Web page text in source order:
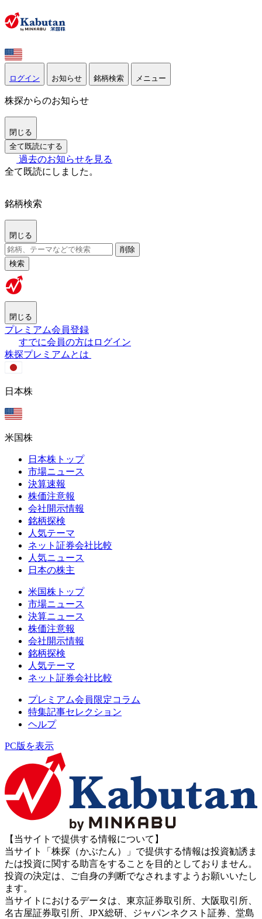
ログイン お知らせ 銘柄検索 メニュー
株探からのお知らせ
閉じる
全て既読にする
過去のお知らせを見る
全て既読にしました。
銘柄検索
閉じる
削除
検索
閉じる
プレミアム会員登録
すでに会員の方はログイン
株探プレミアムとは
日本株
米国株
日本株トップ
市場ニュース
決算速報
株価注意報
会社開示情報
銘柄探検
人気テーマ
ネット証券会社比較
人気ニュース
日本の株主
米国株トップ
市場ニュース
決算ニュース
株価注意報
会社開示情報
銘柄探検
人気テーマ
ネット証券会社比較
プレミアム会員限定コラム
特集記事セレクション
ヘルプ
PC版を表示
【当サイトで提供する情報について】
当サイト「株探（かぶたん）」で提供する情報は投資勧誘ま
たは投資に関する助言をすることを目的としておりません。
投資の決定は、ご自身の判断でなされますようお願いいたし
ます。
当サイトにおけるデータは、東京証券取引所、大阪取引所、
名古屋証券取引所、JPX総研、ジャパンネクスト証券、堂島